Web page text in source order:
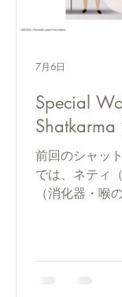
Special
前回のシャッ
では、ネティ
（消化器・喉
7月6日